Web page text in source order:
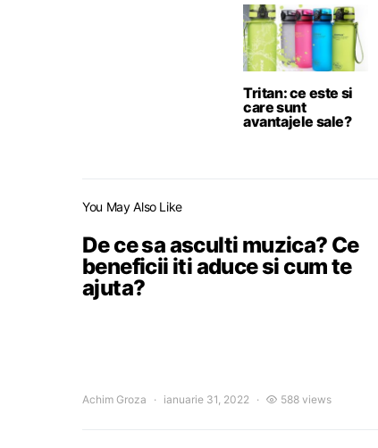
Tritan: ce este si
care sunt
avantajele sale?
You May Also Like
De ce sa asculti muzica? Ce
beneficii iti aduce si cum te
ajuta?
Achim Groza ianuarie 31, 2022 588 views